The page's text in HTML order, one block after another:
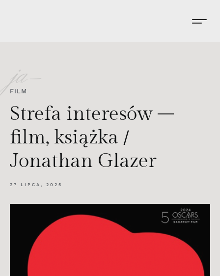
ja-
FILM
Strefa interesów –
film, książka /
Jonathan Glazer
27 LIPCA, 2025